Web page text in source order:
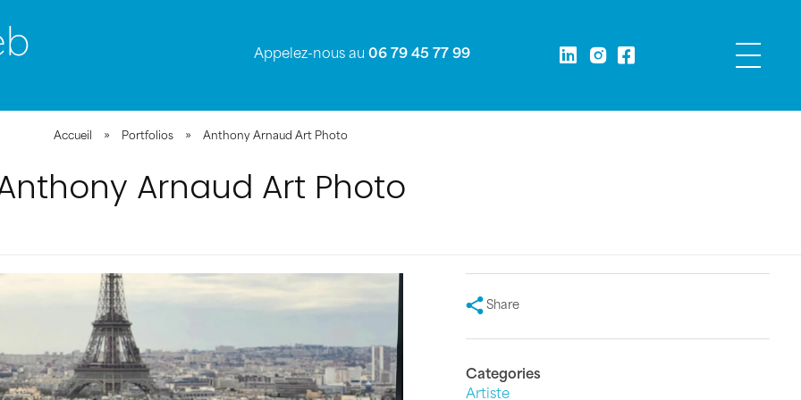
Appelez-nous au 06 79 45 77 99
Accueil » Portfolios » Anthony Arnaud Art Photo
Arnaud Art Photo
Share
Categories
Artiste